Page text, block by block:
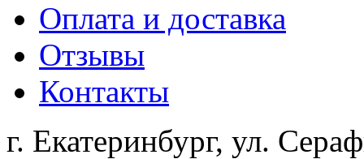
Оплата и доставка
Отзывы
Контакты
г. Екатеринбург, ул.